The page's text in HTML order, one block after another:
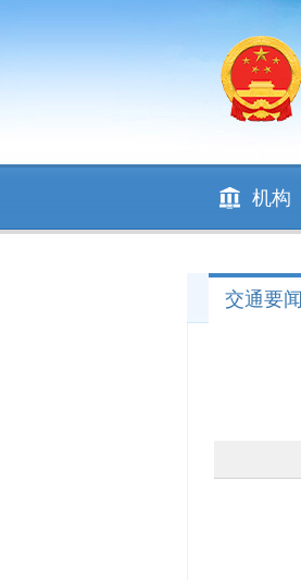
机构
交通要闻